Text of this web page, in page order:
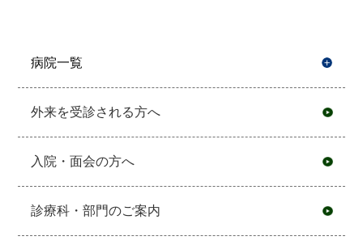
病院一覧
外来を受診される方へ
入院・面会の方へ
診療科・部門のご案内